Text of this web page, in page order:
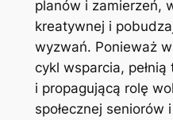
planów i zamierzeń,
kreatywnej i
wyzwań. Ponieważ
cykl wsparcia,
i propagującą rolę
społecznej seniorów